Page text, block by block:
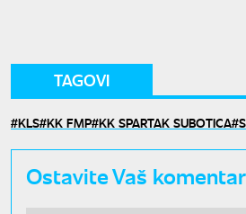
TAGOVI
KLS KK FMP KK SPARTAK SUBOTICA
Ostavite Vaš